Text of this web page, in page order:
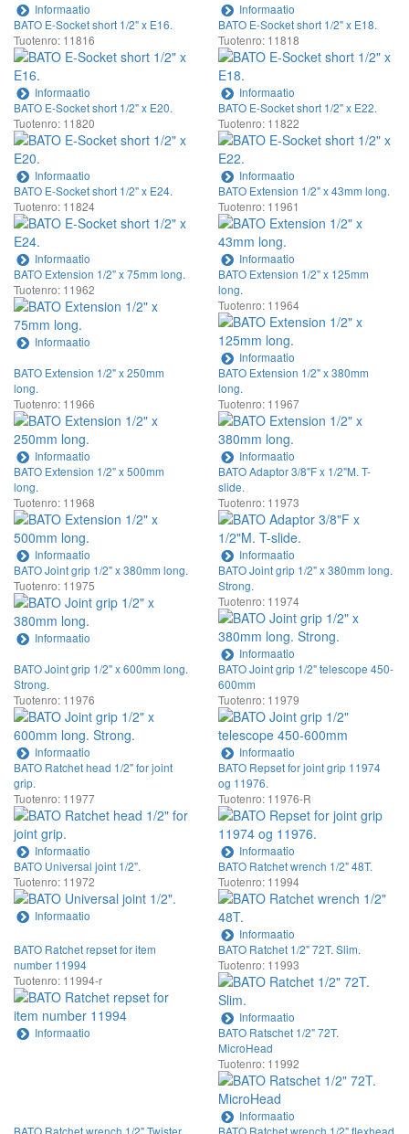
Informaatio
Informaatio
BATO E-Socket short 1/2" x E16.
Tuotenro: 11816
Informaatio
BATO E-Socket short 1/2" x E18.
Tuotenro: 11818
Informaatio
BATO E-Socket short 1/2" x E20.
Tuotenro: 11820
Informaatio
BATO E-Socket short 1/2" x E22.
Tuotenro: 11822
Informaatio
BATO E-Socket short 1/2" x E24.
Tuotenro: 11824
Informaatio
BATO Extension 1/2" x 43mm long.
Tuotenro: 11961
Informaatio
BATO Extension 1/2" x 75mm long.
Tuotenro: 11962
Informaatio
BATO Extension 1/2" x 125mm
long.
Tuotenro: 11964
Informaatio
BATO Extension 1/2" x 250mm
long.
Tuotenro: 11966
Informaatio
BATO Extension 1/2" x 380mm
long.
Tuotenro: 11967
Informaatio
BATO Extension 1/2" x 500mm
long.
Tuotenro: 11968
Informaatio
BATO Adaptor 3/8"F x 1/2"M. T-
slide.
Tuotenro: 11973
Informaatio
BATO Joint grip 1/2" x 380mm long.
Tuotenro: 11975
Informaatio
BATO Joint grip 1/2" x 380mm long.
Strong.
Tuotenro: 11974
Informaatio
BATO Joint grip 1/2" x 600mm long.
Strong.
Tuotenro: 11976
Informaatio
BATO Joint grip 1/2" telescope 450-
600mm
Tuotenro: 11979
Informaatio
BATO Ratchet head 1/2" for joint
grip.
Tuotenro: 11977
Informaatio
BATO Repset for joint grip 11974
og 11976.
Tuotenro: 11976-R
Informaatio
BATO Universal joint 1/2".
Tuotenro: 11972
Informaatio
BATO Ratchet wrench 1/2" 48T.
Tuotenro: 11994
Informaatio
BATO Ratchet repset for item
number 11994
Tuotenro: 11994-r
Informaatio
BATO Ratchet 1/2" 72T. Slim.
Tuotenro: 11993
Informaatio
BATO Ratschet 1/2" 72T.
MicroHead
Tuotenro: 11992
Informaatio